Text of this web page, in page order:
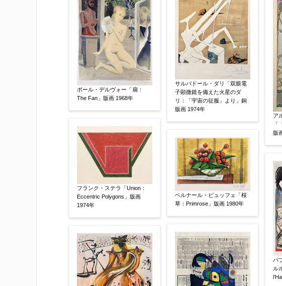
その他 【任意】
※添付画像は5MBまでのjpg、gif、pig、pdf形式にてお送
ポール・デルヴォー「扇：
The Fan」版画 1968年
フランク・ステラ「Union：
Eccentric Polygons」版画
1974年
サルバドール・ダリ「双眼電
子顕微鏡を備えた火星のダ
リ：「宇宙の征服」より」銅
版画 1974年
ベルナール・ビュッフェ「桜
草：Primrose」版画 1980年
ア
「
版
パ
ル